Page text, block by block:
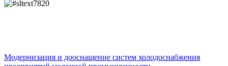
Модернизация и дооснащение систем холодоснабжения